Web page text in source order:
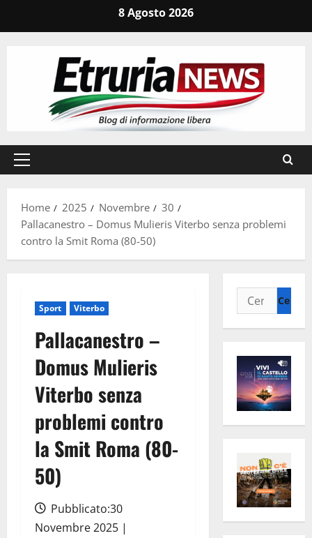
8 Agosto 2026
Menu
Home
2025 Novembre
30
Pallacanestro – Domus Mulieris Viterbo senza problemi
contro la Smit Roma (80-50)
Sport Viterbo
Pallacanestro –
Domus Mulieris
Viterbo senza
problemi contro
la Smit Roma (80-
50)
Pubblicato:30
Novembre 2025 |
Ricerca
per: